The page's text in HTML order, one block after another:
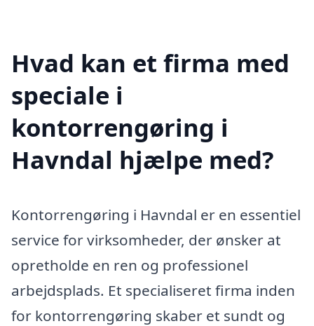
Hvad kan et firma med
speciale i
kontorrengøring i
Havndal hjælpe med?
Kontorrengøring i Havndal er en essentiel
service for virksomheder, der ønsker at
opretholde en ren og professionel
arbejdsplads. Et specialiseret firma inden
for kontorrengøring skaber et sundt og